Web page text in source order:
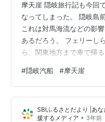
摩天崖 隠岐旅行記も今回
なってしまった。 隠岐島
これは対馬海流などの影
あるだろう。 フェリーし
ら、関東地方まで車で帰
#隠岐汽船 #摩天崖
SBIふるさとだより |あ
援するメディア • 3年前